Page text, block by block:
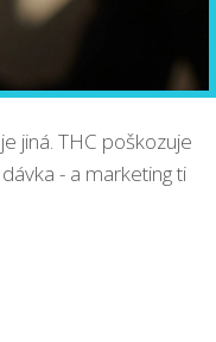
jiná. THC poškozuje
- a marketing ti